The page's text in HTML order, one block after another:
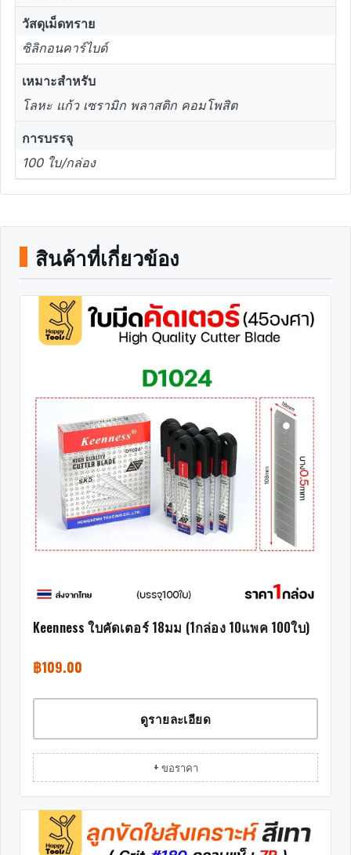
วัสดุเม็ดทราย
ซิลิกอนคาร์ไบด์
เหมาะสำหรับ
โลหะ แก้ว เซรามิก พลาสติก คอมโพสิต
การบรรจุ
100 ใบ/กล่อง
สินค้าที่เกี่ยวข้อง
Keenness ใบคัดเตอร์ 18มม (1กล่อง 10แพค 100ใบ)
฿109.00
ดูรายละเอียด
+ ขอราคา